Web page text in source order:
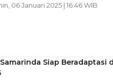
06 Januari 2025 | 16:46 WIB
Siap Beradaptasi